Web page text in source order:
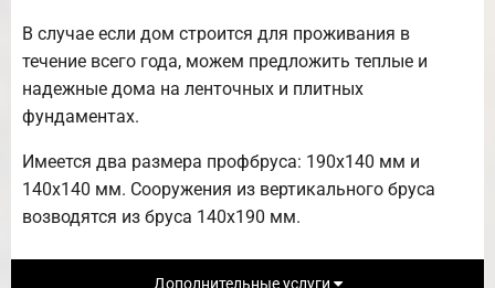
В случае если дом строится для проживания в
течение всего года, можем предложить теплые и
надежные дома на ленточных и плитных
фундаментах.
Имеется два размера профбруса: 190х140 мм и
140х140 мм. Сооружения из вертикального бруса
возводятся из бруса 140х190 мм.
Дополнительные услуги